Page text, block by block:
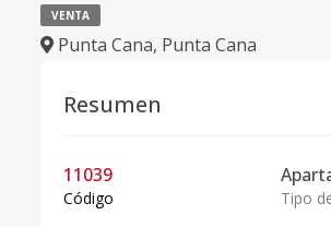
VENTA
Punta Cana, Punta Cana
Resumen
11039
Código Tipo